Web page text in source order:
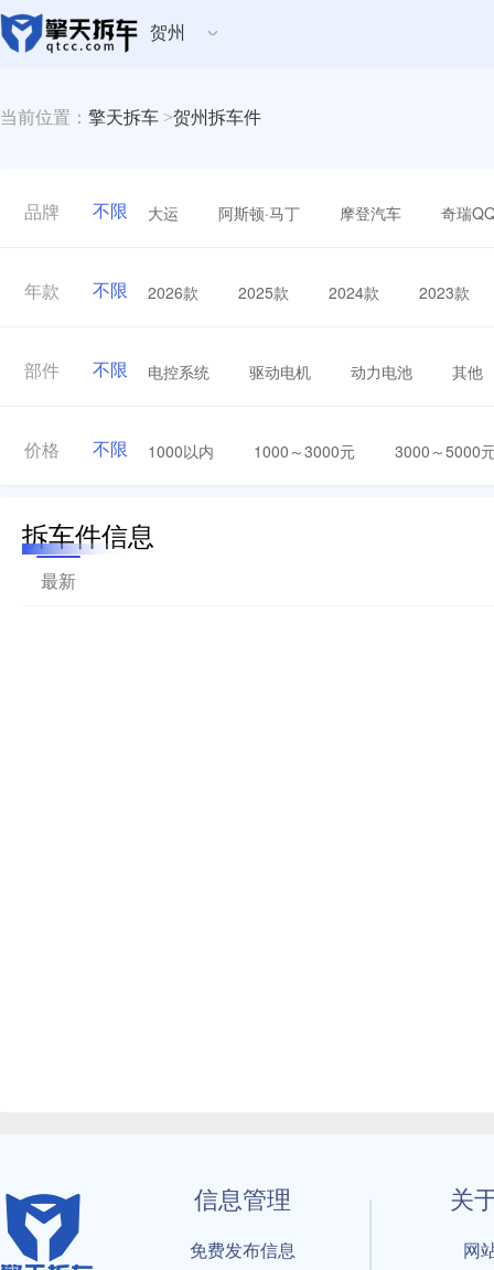
贺州
当前位置： 擎天拆车 >贺州拆车件
品牌 不限 大运 阿斯顿·马丁 摩登汽车 奇瑞
年款 不限 2026款 2025款 2024款 2023款
部件 不限 电控系统 驱动电机 动力电池 其他
价格 不限 1000以内 1000～3000元 3000～5000
拆车件信息
最新
信息管理
免费发布信息
关
网